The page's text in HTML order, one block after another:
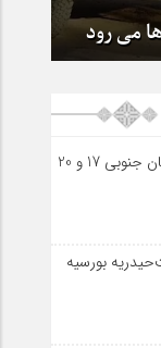
می رود
امتحانات نهایی معوق چهار استان جنوبی 17 و 20
در تربت‌حیدریه بورسیه